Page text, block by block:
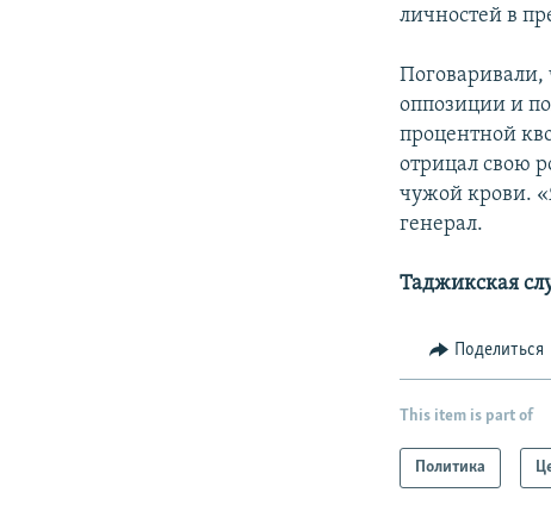
личностей в
Поговаривали,
оппозиции и
процентной
отрицал свою
чужой крови.
генерал.
Таджикская
Поделиться
This item is part of
Политика